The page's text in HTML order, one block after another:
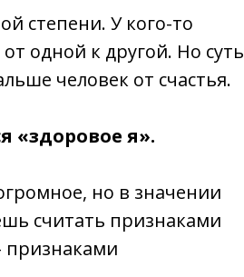
степени. У кого-то
одной к другой. Но суть
человек от счастья.
«здоровое я».
но в значении
считать признаками
признаками